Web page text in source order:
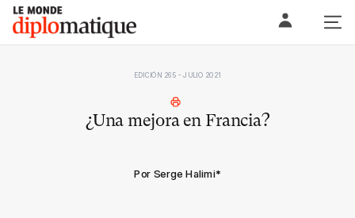
Skip
content
Le monde diplomatique
EDICIÓN 265 - JULIO 2021
¿Una mejora en Francia?
Por Serge Halimi*